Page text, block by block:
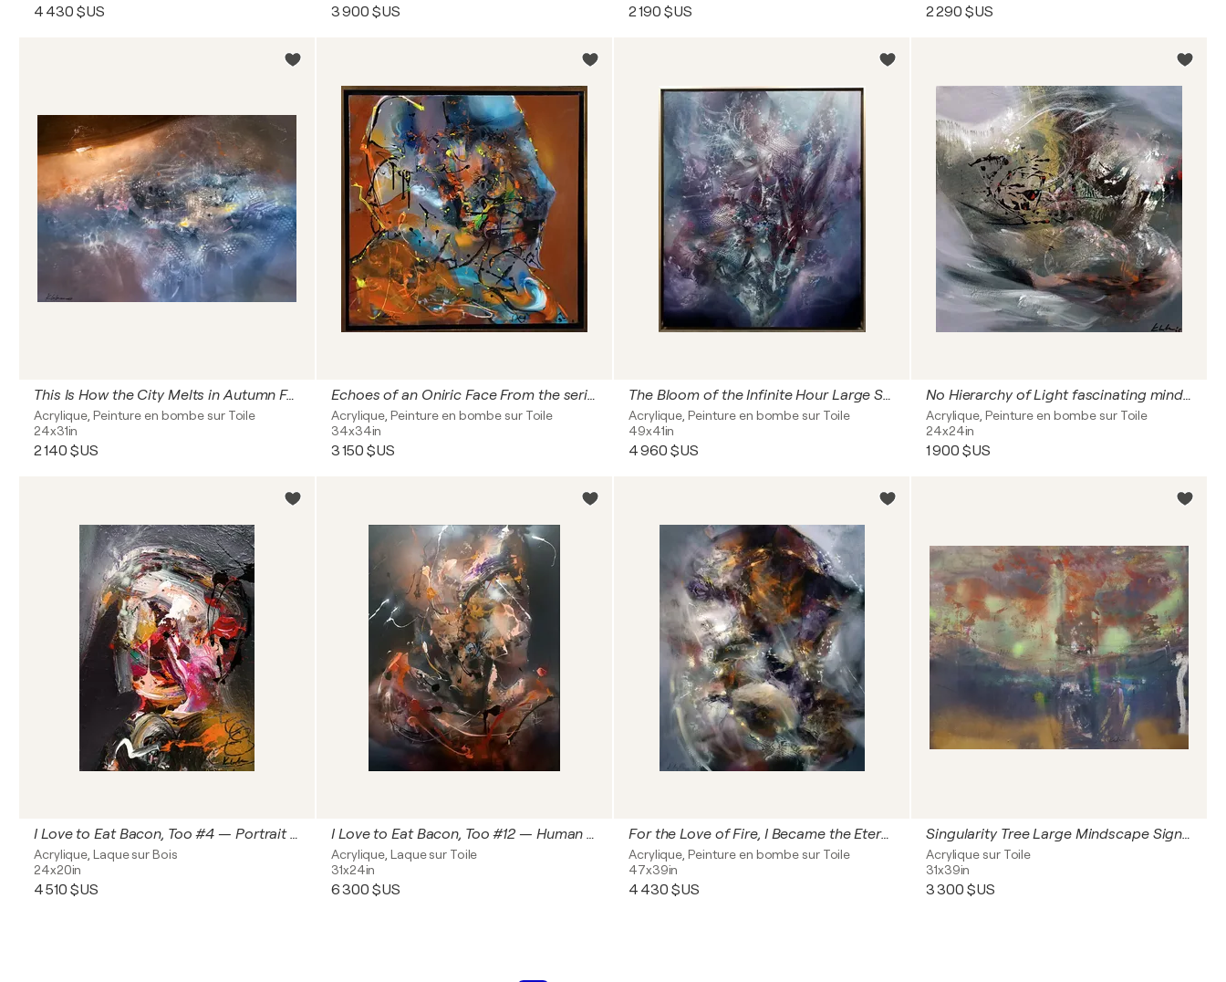
4 430 $US 3 900 $US 2 190 $US 2 290 $US
This Is How the City Melts in Autumn Fantastic Mindscape by O Kloska
Acrylique, Peinture en bombe sur Toile
24x31in
2 140 $US
Echoes of an Oniric Face From the series “Beautiful Mind of a Dreamer” master Ovidiu Kloska
Acrylique, Peinture en bombe sur Toile
34x34in
3 150 $US
The Bloom of the Infinite Hour Large Still Life masterpiece by O KLOSKA
Acrylique, Peinture en bombe sur Toile
49x41in
4 960 $US
No Hierarchy of Light fascinating mindscape by master Ovidiu Kloska
Acrylique, Peinture en bombe sur Toile
24x24in
1 900 $US
I Love to Eat Bacon, Too #4 — Portrait in Collapse
Acrylique, Laque sur Bois
24x20in
4 510 $US
I Love to Eat Bacon, Too #12 — Human Portrait Lost Under Erosion
Acrylique, Laque sur Toile
31x24in
6 300 $US
For the Love of Fire, I Became the Eternal Ash Large Mindscape Master Ovidiu Kloska
Acrylique, Peinture en bombe sur Toile
47x39in
4 430 $US
Singularity Tree Large Mindscape Signed O KLOSKA
Acrylique sur Toile
31x39in
3 300 $US